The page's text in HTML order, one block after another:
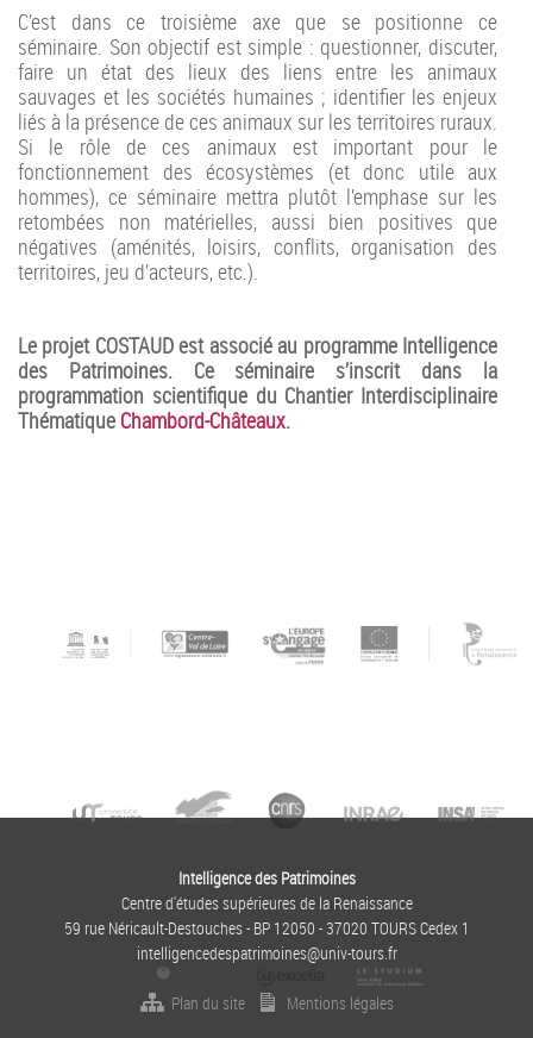
C’est dans ce troisième axe que se positionne ce
séminaire. Son objectif est simple : questionner, discuter,
faire un état des lieux des liens entre les animaux
sauvages et les sociétés humaines ; identifier les enjeux
liés à la présence de ces animaux sur les territoires ruraux.
Si le rôle de ces animaux est important pour le
fonctionnement des écosystèmes (et donc utile aux
hommes), ce séminaire mettra plutôt l’emphase sur les
retombées non matérielles, aussi bien positives que
négatives (aménités, loisirs, conflits, organisation des
territoires, jeu d’acteurs, etc.).
Le projet COSTAUD est associé au programme Intelligence
des Patrimoines. Ce séminaire s’inscrit dans la
programmation scientifique du Chantier Interdisciplinaire
Thématique Chambord-Châteaux.
Intelligence des Patrimoines
Centre d'études supérieures de la Renaissance
59 rue Néricault-Destouches - BP 12050 - 37020 TOURS Cedex 1
intelligencedespatrimoines@univ-tours.fr
Plan du site Mentions légales